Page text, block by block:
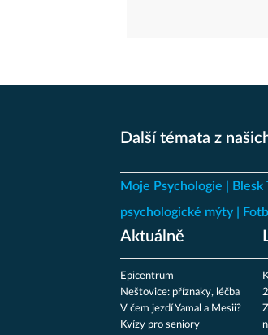
Další témata z
Moje Psychologie Blesk
psychologické mýty
Aktuálně
Epicentrum
Neštovice: příznaky, léčba
V čem jezdí Yamal a Mesii?
Kvízy pro seniory